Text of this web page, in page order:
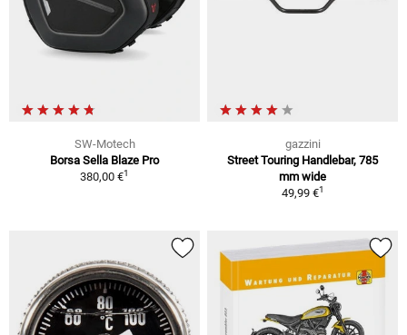
SW-Motech
Borsa Sella Blaze Pro
380,00 €1
gazzini
Street Touring Handlebar, 785
mm wide
49,99 €1